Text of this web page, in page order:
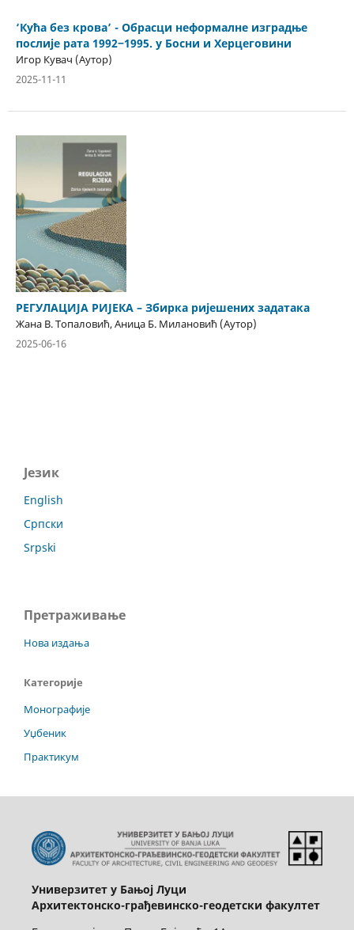
‘Кућа без крова’ - Обрасци неформалне изградње
послије рата 1992‒1995. у Босни и Херцеговини
Игор Кувач (Аутор)
2025-11-11
РЕГУЛАЦИЈА РИЈЕКА – Збирка ријешених задатака
Жана В. Топаловић, Аница Б. Милановић (Аутор)
2025-06-16
Језик
English
Српски
Srpski
Претраживање
Нова издања
Категорије
Монографије
Уџбеник
Практикум
Универзитет у Бањој Луци
Архитектонско-грађевинско-геодетски факултет